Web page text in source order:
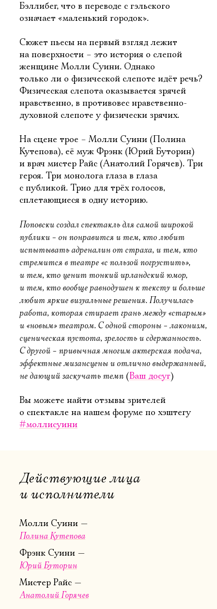
Бэллибег, что в переводе с гэльского
означает «маленький городок».
Сюжет пьесы на первый взгляд лежит
на поверхности – это история о слепой
женщине Молли Суини. Однако
только ли о физической слепоте идёт речь?
Физическая слепота оказывается зрячей
нравственно, в противовес нравственно-
духовной слепоте у физически зрячих.
На сцене трое – Молли Суини (Полина
Кутепова), её муж Фрэнк (Юрий Буторин)
и врач мистер Райс (Анатолий Горячев). Три
героя. Три монолога глаза в глаза
с публикой. Трио для трёх голосов,
сплетающиеся в одну историю.
Поповски создал спектакль для самой широкой
публики – он понравится и тем, кто любит
испытывать адреналин от страха, и тем, кто
стремится в театре «с пользой погрустить»,
и тем, кто ценит тонкий ирландский юмор,
и тем, кто вообще равнодушен к тексту и больше
любит яркие визуальные решения. Получилась
работа, которая стирает грань между «старым»
и «новым» театром. С одной стороны – лаконизм,
сценическая пустота, зрелость и сдержанность.
С другой – привычная многим актерская подача,
эффектные мизансцены и отлично выдержанный,
не дающий заскучать темп (Ваш досуг)
Вы можете найти отзывы зрителей
о спектакле на нашем форуме по хэштегу
#моллисуини
Действующие лица
и исполнители
Молли Суини
Полина Кутепова
Фрэнк Суини
Юрий Буторин
Мистер Райс
Анатолий Горячев
Электропочта